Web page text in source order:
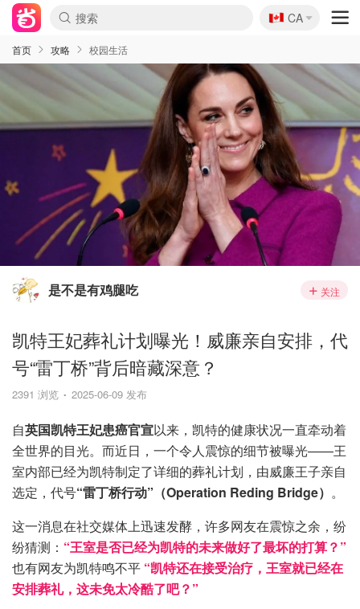
🇨🇦
CA
首页 攻略 校园生活
是不是有鸡腿吃 关注
凯特王妃葬礼计划曝光！威廉亲自安排，代
号“雷丁桥”背后暗藏深意？
2391 浏览 2025-06-09 发布
自英国凯特王妃患癌官宣以来，凯特的健康状况一直牵动着
全世界的目光。而近日，一个令人震惊的细节被曝光——王
室内部已经为凯特制定了详细的葬礼计划，由威廉王子亲自
选定，代号“雷丁桥行动”（Operation Reding Bridge） 。
这一消息在社交媒体上迅速发酵，许多网友在震惊之余，纷
纷猜测： “王室是否已经为凯特的未来做好了最坏的打算？”
也有网友为凯特鸣不平 “凯特还在接受治疗，王室就已经在
安排葬礼，这未免太冷酷了吧？”